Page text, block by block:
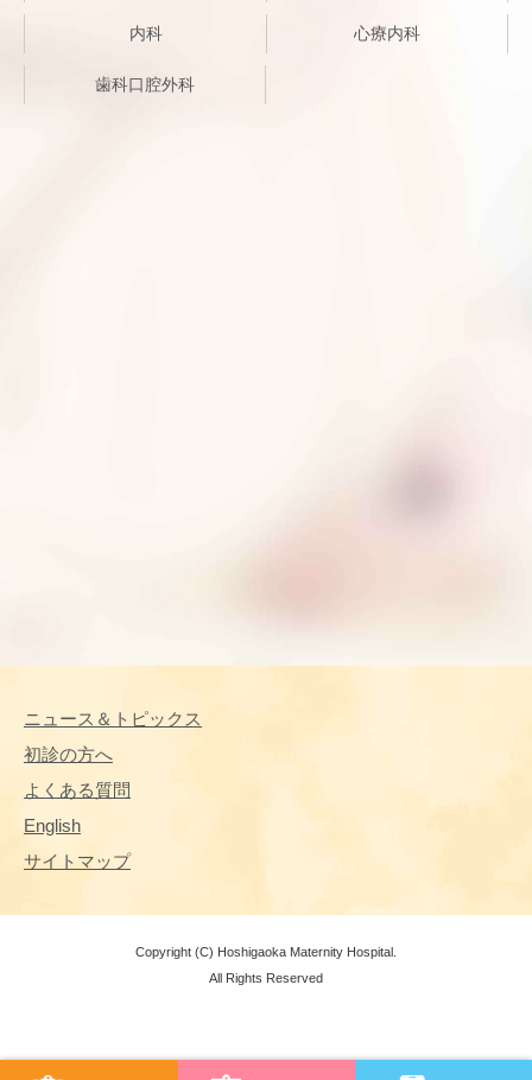
内科 心療内科
歯科口腔外科
ニュース＆トピックス
初診の方へ
よくある質問
English
サイトマップ
Copyright (C) Hoshigaoka Maternity Hospital.
All Rights Reserved